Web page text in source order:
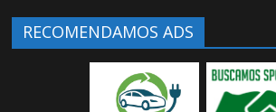
RECOMENDAMOS ADS